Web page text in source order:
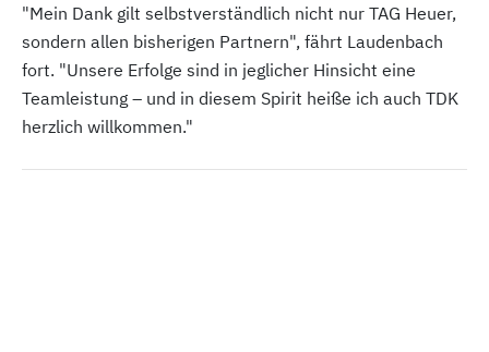
"Mein Dank gilt selbstverständlich nicht nur TAG Heuer,
sondern allen bisherigen Partnern", fährt Laudenbach
fort. "Unsere Erfolge sind in jeglicher Hinsicht eine
Teamleistung – und in diesem Spirit heiße ich auch TDK
herzlich willkommen."